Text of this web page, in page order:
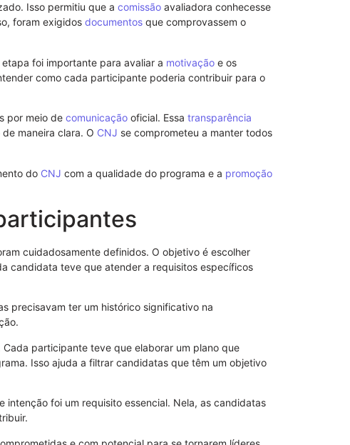
Isso permitiu que a comissão avaliadora conhecesse
foram exigidos documentos que comprovassem o
foi importante para avaliar a motivação e os
como cada participante poderia contribuir para o
por meio de comunicação oficial. Essa transparência
maneira clara. O CNJ se comprometeu a manter todos
do CNJ com a qualidade do programa e a promoção
cuidadosamente definidos. O objetivo é escolher
candidata teve que atender a requisitos específicos
precisavam ter um histórico significativo na
participante teve que elaborar um plano que
Isso ajuda a filtrar candidatas que têm um objetivo
intenção foi um requisito essencial. Nela, as candidatas